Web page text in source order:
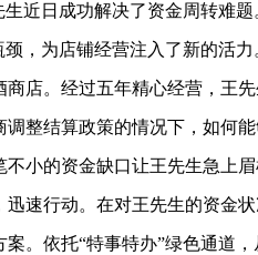
近日成功解决了资金周转难题
，为店铺经营注入了新的活力
。经过五年精心经营，王先
整结算政策的情况下，如何
小的资金缺口让王先生急上眉
行动。在对王先生的资金状
。依托“特事特办”绿色通道